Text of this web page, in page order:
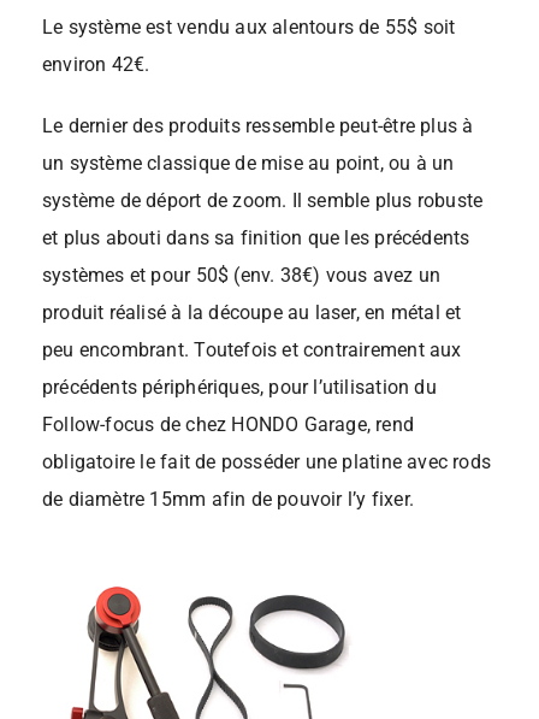
Le système est vendu aux alentours de 55$ soit
environ 42€.
Le dernier des produits ressemble peut-être plus à
un système classique de mise au point, ou à un
système de déport de zoom. Il semble plus robuste
et plus abouti dans sa finition que les précédents
systèmes et pour 50$ (env. 38€) vous avez un
produit réalisé à la découpe au laser, en métal et
peu encombrant. Toutefois et contrairement aux
précédents périphériques, pour l’utilisation du
Follow-focus de chez HONDO Garage, rend
obligatoire le fait de posséder une platine avec rods
de diamètre 15mm afin de pouvoir l’y fixer.